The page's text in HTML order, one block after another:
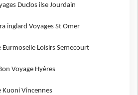
Duclos ilse Jourdain
inglard Voyages St Omer
Eurmoselle Loisirs Semecourt
Voyage Hyères
Kuoni Vincennes